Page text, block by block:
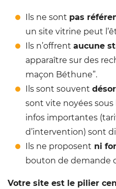
Ils ne sont pas
un site vitrine peut
Ils n’offrent aucune
apparaître sur des
maçon Béthune”.
Ils sont souvent
sont vite noyées
infos importantes
d’intervention) sont
Ils ne proposent ni
bouton de demande
Votre site est le pilier